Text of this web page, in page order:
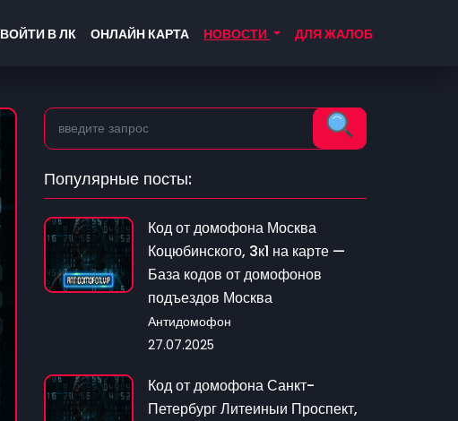
ВОЙТИ В ЛК ОНЛАЙН КАРТА НОВОСТИ ДЛЯ ЖАЛОБ
Популярные посты:
Код от домофона Москва
Коцюбинского, 3к1 на карте —
База кодов от домофонов
подъездов Москва
Антидомофон
27.07.2025
Код от домофона Санкт-
Петербург Литеиныи Проспект,